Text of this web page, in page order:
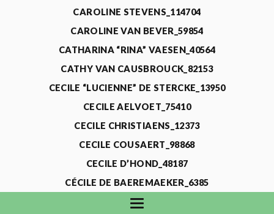
CAROLINE STEVENS_114704
CAROLINE VAN BEVER_59854
CATHARINA “RINA” VAESEN_40564
CATHY VAN CAUSBROUCK_82153
CECILE “LUCIENNE” DE STERCKE_13950
CECILE AELVOET_75410
CECILE CHRISTIAENS_12373
CECILE COUSAERT_98868
CECILE D’HOND_48187
CÉCILE DE BAEREMAEKER_6385
CECILE DE WAELE_4731